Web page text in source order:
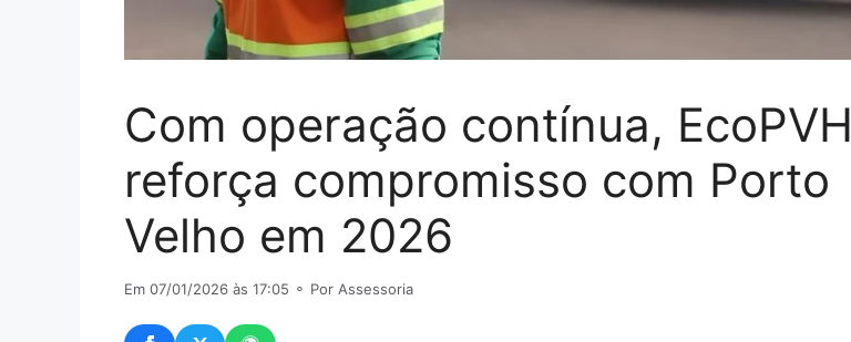
Com operação contínua, EcoPVH
reforça compromisso com Porto
Velho em 2026
Em 07/01/2026 às 17:05 ⚬ Por Assessoria